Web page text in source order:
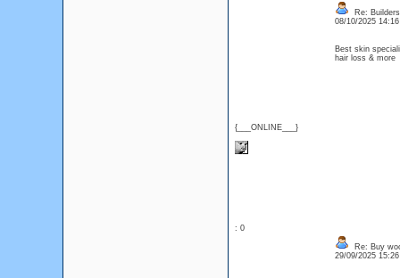
{___ONLINE___}
Re:
08/10/2025
Best skin
hair loss &
: 0
Re: Buy
29/09/2025